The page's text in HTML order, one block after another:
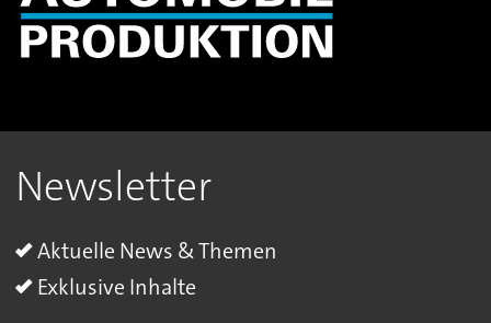
Newsletter
Aktuelle News & Themen
Exklusive Inhalte